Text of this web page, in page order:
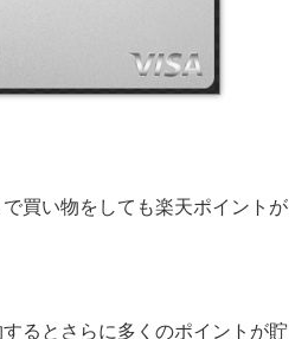
買い物をしても楽天ポイントが
るとさらに多くのポイントが貯